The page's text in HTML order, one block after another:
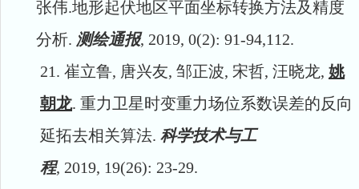
张伟.地形起伏地区平面坐标转换方法及精度
分析. 测绘通报, 2019, 0(2): 91-94,112.
21. 崔立鲁, 唐兴友, 邹正波, 宋哲, 汪晓龙, 姚
朝龙. 重力卫星时变重力场位系数误差的反向
延拓去相关算法. 科学技术与工
程, 2019, 19(26): 23-29.